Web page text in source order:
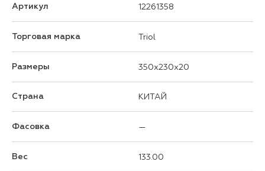
Артикул 12261358
Торговая марка Triol
Размеры 350x230x20
Страна КИТАЙ
Фасовка —
Вес 133.00